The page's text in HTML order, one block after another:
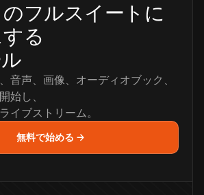
のフルスイートに
る
音声、画像、オーディオブック、
始し、
イブストリーム。
無料で始める →